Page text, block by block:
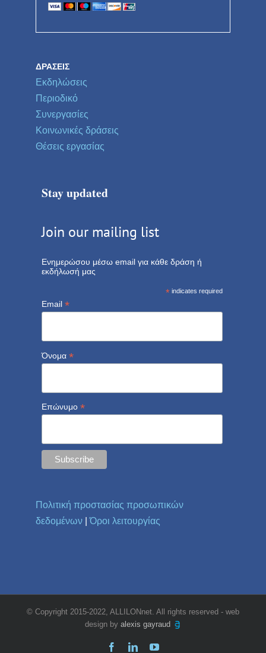
ΔΡΆΣΕΙΣ
Εκδηλώσεις
Περιοδικό
Συνεργασίες
Κοινωνικές δράσεις
Θέσεις εργασίας
Stay updated
Join our mailing list
Ενημερώσου μέσω email για κάθε δράση ή
εκδήλωσή μας
* indicates required
Email *
Όνομα *
Επώνυμο *
Πολιτική προστασίας προσωπικών
δεδομένων |Όροι λειτουργίας
© Copyright 2015-2022, ALLILONnet. All rights reserved - web
design by alexis gayraud
FacebookLinkedInYouTube